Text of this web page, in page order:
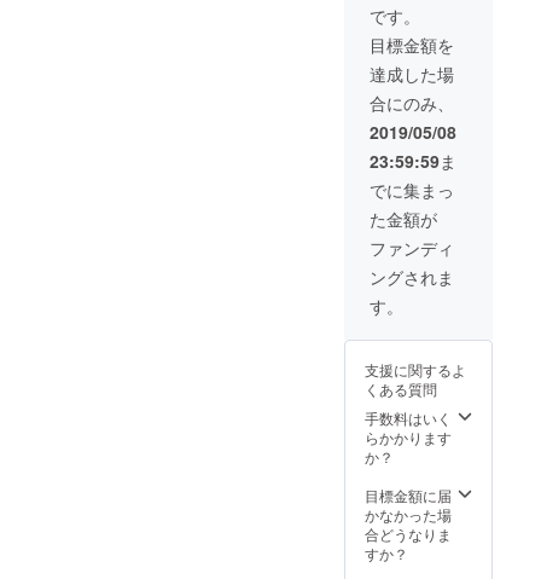
です。
目標金額を
達成した場
合にのみ、
2019/05/08
23:59:59ま
でに集まっ
た金額が
ファンディ
ングされま
す。
支援に関するよ
くある質問
手数料はいく
らかかります
か？
目標金額に届
かなかった場
合どうなりま
すか？